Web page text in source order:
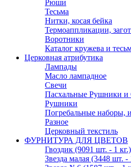
Рюши
Тесьма
Нитки, косая бейка
Термоаппликации,
Воротники
Каталог кружева и
Церковная атрибутика
Лампады
Масло лампадное
Свечи
Пасхальные Рушники и
Рушники
Погребальные наборы,
Разное
Церковный текстиль
ФУРНИТУРА ДЛЯ ЦВЕТОВ
Гвоздик (9091 шт. - 1 кг.)
Звезда малая (3448 шт. -